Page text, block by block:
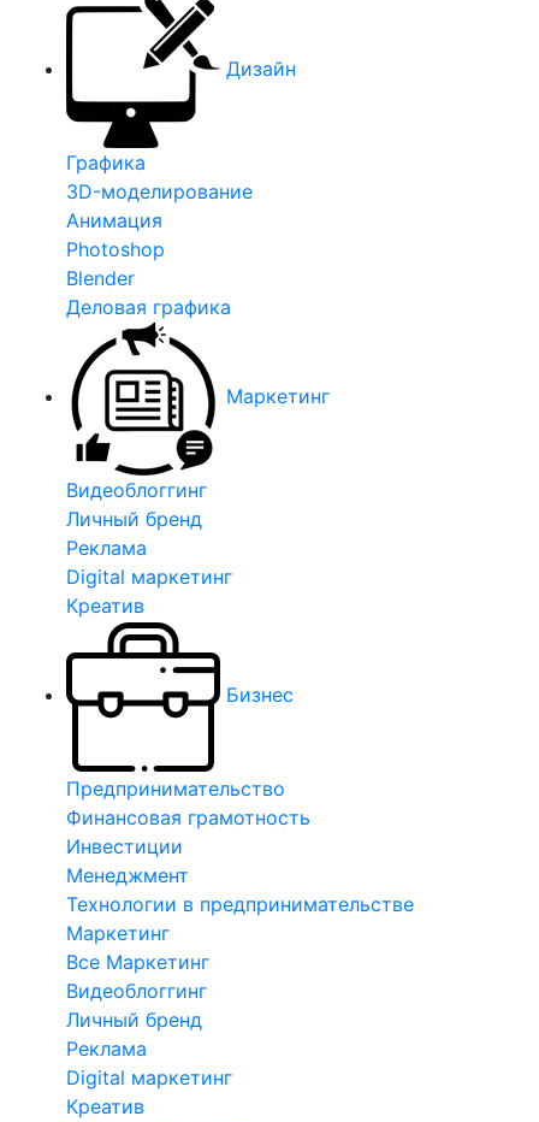
Дизайн
Графика
3D-моделирование
Анимация
Photoshop
Blender
Деловая графика
Маркетинг
Видеоблоггинг
Личный бренд
Реклама
Digital маркетинг
Креатив
Бизнес
Предпринимательство
Финансовая грамотность
Инвестиции
Менеджмент
Технологии в предпринимательстве
Маркетинг
Все Маркетинг
Видеоблоггинг
Личный бренд
Реклама
Digital маркетинг
Креатив